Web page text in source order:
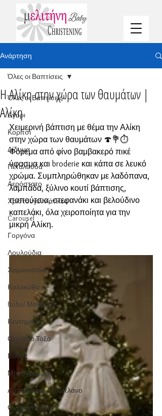
Ανάρτηση
Όλες οι Βαπτίσεις
Αγόρι
Κορίτσι
Δίδυμα
Πεταλούδα
Αερόστατο
Χριστουγεννιάτικες
Carousel
Γοργόνα
Λουλούδια
Χειμωνιάτικες
Κολοκύθα
Boho/ Μακράμε
Κεντημένα
Ουράνιο Τόξο
Βυθός
Μονόγραμμα
Αυτοκίνητο/ Αεροπλάνο
Ονειροπαγίδα
Όλες οι Βαπτίσεις
Η Αλίκη στην χώρα των θαυμάτων |
Αλίκη
Χειμερινή βάπτιση με θέμα την Αλίκη
στην χώρα των θαυμάτων 🍄💐⏱️
Φόρεμα από φίνο βαμβακερό πικέ
ύφασμα και broderie και κάπα σε λευκό
χρώμα. Συμπληρώθηκαν με λαδόπανα,
λαμπάδα, ξύλινο κουτί βάπτισης,
παπούτσια, στεφανάκι και βελούδινο
καπελάκι, όλα χειροποίητα για την
μικρή Αλίκη.